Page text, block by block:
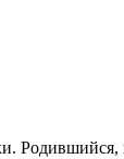
Родившийся,